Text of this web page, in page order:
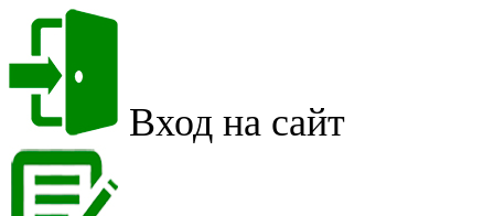
Вход на сайт